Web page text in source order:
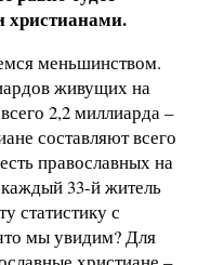
христианами.
меньшинством.
живущих на
2,2 миллиарда –
составляют всего
православных на
33-й житель
статистику с
мы увидим? Для